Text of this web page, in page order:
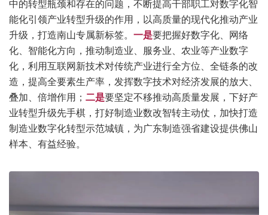
中的转型瓶颈和存在的问题，不断提高干部职工对数字化智
能化引领产业转型升级的作用，以高质量的现代化推动产业
升级，打造南山专属新标签。 一是要把握好数字化、网络
化、智能化方向，推动制造业、服务业、农业等产业数字
化，利用互联网新技术对传统产业进行全方位、全链条的改
造，提高全要素生产率，发挥数字技术对经济发展的放大、
叠加、倍增作用； 二是要坚定不移推动高质量发展，下好产
业转型升级先手棋，打好制造业数改智转主动仗，加快打造
制造业数字化转型示范城镇，为广东制造强省建设提供佛山
样本、有益经验。